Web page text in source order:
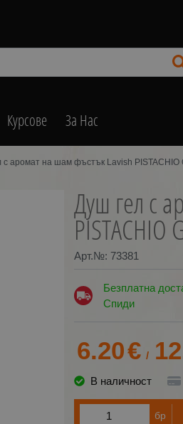
Курсове За Нас
с аромат на шам фъстък Lavish PISTACHIO
Душ гел с
PISTACHIO
Арт.№: 73381
Безплатна
Спиди
6.20€ /
В наличност
бр